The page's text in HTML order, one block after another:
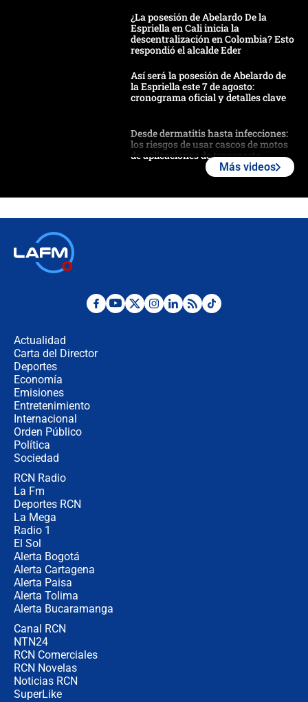
¿La posesión de Abelardo De la
Espriella en Cali inicia la
descentralización en Colombia? Esto
respondió el alcalde Eder
Así será la posesión de Abelardo de
la Espriella este 7 de agosto:
cronograma oficial y detalles clave
Desde dermatitis hasta infecciones:
los riesgos de usar cascos de motos
de aplicaciones de transporte
Posesión de Abelardo De La Espriella
Más videos
Actualidad
Carta del Director
Deportes
Economía
Emisiones
Entretenimiento
Internacional
Orden Público
Política
Sociedad
RCN Radio
La Fm
Deportes RCN
La Mega
Radio 1
El Sol
Alerta Bogotá
Alerta Cartagena
Alerta Paisa
Alerta Tolima
Alerta Bucaramanga
Canal RCN
NTN24
RCN Comerciales
RCN Novelas
Noticias RCN
SuperLike